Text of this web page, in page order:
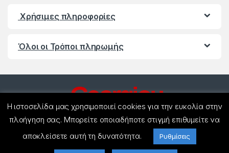
Χρήσιμες πληροφορίες
Όλοι οι Τρόποι πληρωμής
Έχετε ερωτήσεις ? Καλέστε
μας!
Η ιστοσελίδα μας χρησιμοποιεί cookies για την ευκολία στην
πλοήγηση σας. Μπορείτε οποιαδήποτε στιγμή επιθυμείτε να
αποκλείσετε αυτή τη δυνατότητα.
Ρυθμίσεις